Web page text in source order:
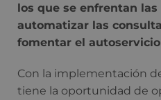
los que se enfrentan
automatizar las
fomentar el autoservicio
Con la implementación
tiene la oportunidad de